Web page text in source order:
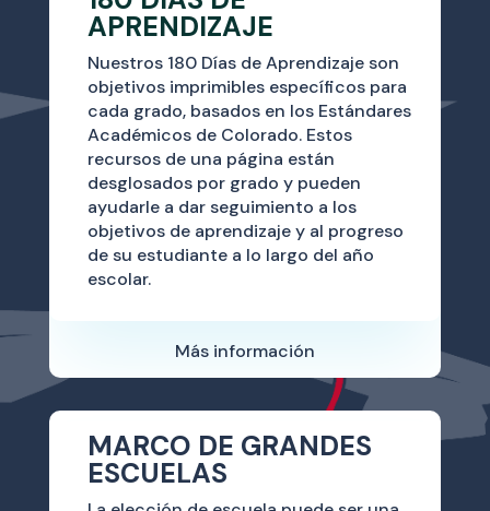
APRENDIZAJE
Nuestros 180 Días de Aprendizaje son
objetivos imprimibles específicos para
cada grado, basados ​​en los Estándares
Académicos de Colorado. Estos
recursos de una página están
desglosados ​​por grado y pueden
ayudarle a dar seguimiento a los
objetivos de aprendizaje y al progreso
de su estudiante a lo largo del año
escolar.
Más información
MARCO DE GRANDES
ESCUELAS